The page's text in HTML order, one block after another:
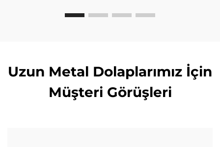
Uzun Metal Dolaplarımız İçin
Müşteri Görüşleri